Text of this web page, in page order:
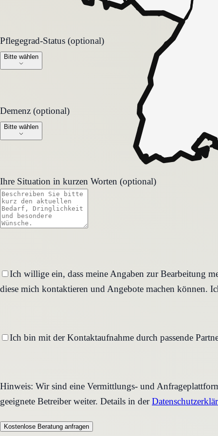
Pflegegrad-Status (optional)
Pflegegrad-Status (optional)
Bitte wählen
Demenz (optional)
Demenz (optional)
Bitte wählen
Ihre Situation in kurzen Worten (optional)
Ich willige ein, dass meine Angaben zur Bearbeitung
diese mich kontaktieren und Angebote machen können.
Ich bin mit der Kontaktaufnahme durch passende
Hinweis: Wir sind eine Vermittlungs- und
geeignete Betreiber weiter. Details in der
Kostenlose Beratung anfragen